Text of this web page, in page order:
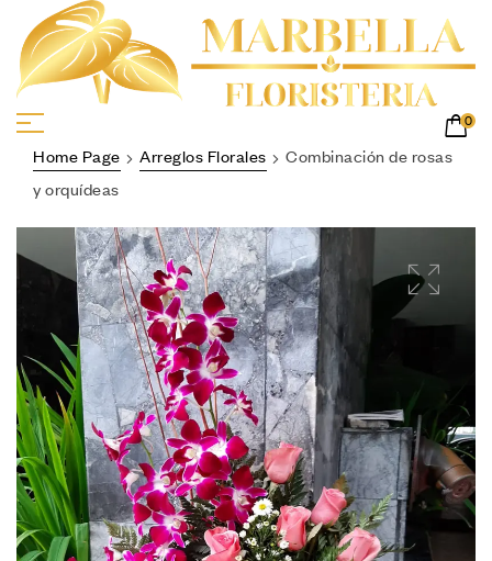
0
Home Page Arreglos Florales
Combinación de rosas
y orquídeas